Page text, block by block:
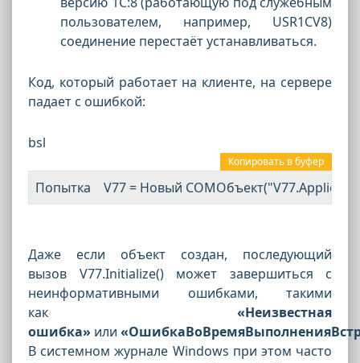
пользователем, например, USR1CV8)
соединение перестаёт устанавливаться.
Код, который работает на клиенте, на сервере
падает с ошибкой:
bsl
Попытка    V77 = Новый
Копировать в буфер
Даже если объект создан, последующий
вызов V77.Initialize() может завершиться с
неинформативными ошибками, такими
как «Неизвестная
ошибка» или
В системном журнале Windows при этом часто